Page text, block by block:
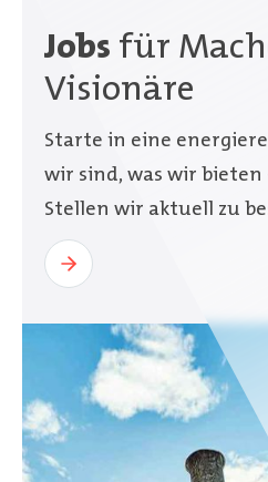
Jobs für
Visionäre
Starte in eine
wir sind, was wir bieten
Stellen wir aktuell zu